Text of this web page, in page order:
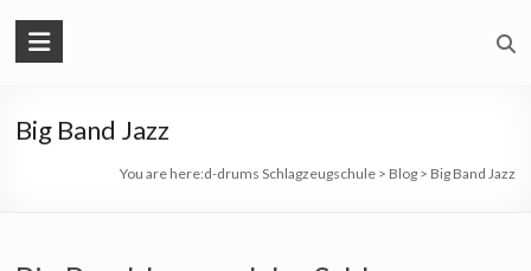
Big Band Jazz
You are here:d-drums Schlagzeugschule> Blog> Big Band Jazz